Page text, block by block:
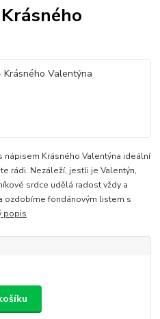
nápisem Krásného Valentýna ideální
rádi. Nezáleží, jestli je Valentýn,
srdce udělá radost vždy a
ozdobíme fondánovým listem s
popis